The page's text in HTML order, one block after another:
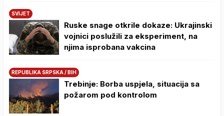
SVIJET
Ruske snage otkrile dokaze: Ukrajinski
vojnici poslužili za eksperiment, na
njima isprobana vakcina
REPUBLIKA SRPSKA / BIH
Trebinje: Borba uspjela, situacija sa
požarom pod kontrolom